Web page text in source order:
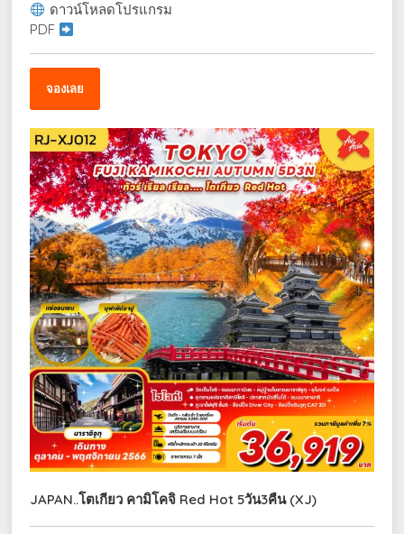
ดาวน์โหลดโปรแกรม
PDF
จองเลย
JAPAN..โตเกียว คามิโคจิ Red Hot 5วัน3คืน (XJ)